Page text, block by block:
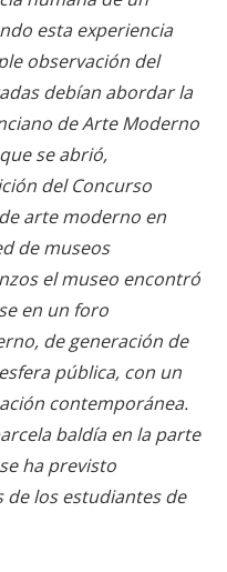
esta experiencia
observación del
debían abordar la
de Arte Moderno
se abrió,
del Concurso
arte moderno en
de museos
el museo encontró
en un foro
de generación de
pública, con un
contemporánea.
baldía en la parte
ha previsto
los estudiantes de